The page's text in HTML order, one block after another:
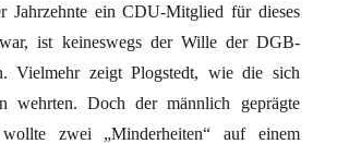
Jahrzehnte ein CDU-Mitglied für dieses
ist keineswegs der Wille der DGB-
Vielmehr zeigt Plogstedt, wie die sich
wehrten. Doch der männlich geprägte
zwei „Minderheiten“ auf einem